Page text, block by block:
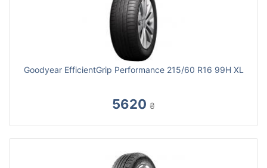
Goodyear EfficientGrip Performance 215/60 R16 99H XL
5620 ₴